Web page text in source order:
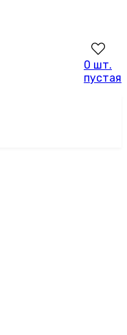
0 шт.
пустая